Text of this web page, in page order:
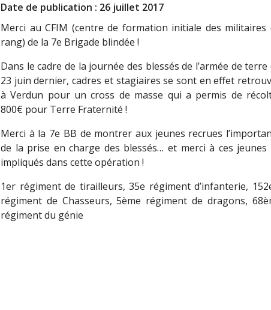
Date de publication : 26 juillet 2017
Merci au CFIM (centre de formation initiale des militaires
rang) de la 7e Brigade blindée !
Dans le cadre de la journée des blessés de l’armée de terre
23 juin dernier, cadres et stagiaires se sont en effet
à Verdun pour un cross de masse qui a permis de
800€ pour Terre Fraternité !
Merci à la 7e BB de montrer aux jeunes recrues
de la prise en charge des blessés… et merci à ces
impliqués dans cette opération !
1er régiment de tirailleurs, 35e régiment d’infanterie,
régiment de Chasseurs, 5ème régiment de dragons,
régiment du génie